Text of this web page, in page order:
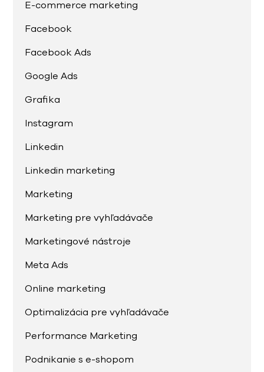
E-commerce marketing
Facebook
Facebook Ads
Google Ads
Grafika
Instagram
Linkedin
Linkedin marketing
Marketing
Marketing pre vyhľadávače
Marketingové nástroje
Meta Ads
Online marketing
Optimalizácia pre vyhľadávače
Performance Marketing
Podnikanie s e-shopom